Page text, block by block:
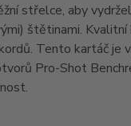
střelce, aby
štětinami.
Tento kartáč je
Pro-Shot